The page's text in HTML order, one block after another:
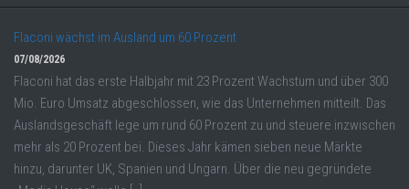
Flaconi wächst im Ausland um 60 Prozent
07/08/2026
Flaconi hat das erste Halbjahr mit 23 Prozent Wachstum und über 300
Mio. Euro Umsatz abgeschlossen, wie das Unternehmen mitteilt. Das
Auslandsgeschäft lege um rund 60 Prozent zu und steuere inzwischen
mehr als 20 Prozent bei. Dieses Jahr kämen sieben neue Märkte
hinzu, darunter UK, Spanien und Ungarn. Über die neu gegründete